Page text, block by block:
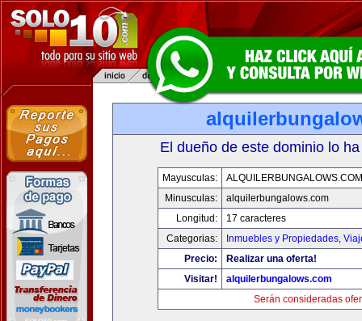
El dueño de este dominio lo
Mayusculas:
ALQUILERBUNGALOWS.COM
Minusculas:
alquilerbungalows.com
Longitud:
17 caracteres
Categorias:
Inmuebles y Propiedades,
Precio:
Realizar una oferta!
Visitar!
alquilerbungalows.com
Serán consideradas